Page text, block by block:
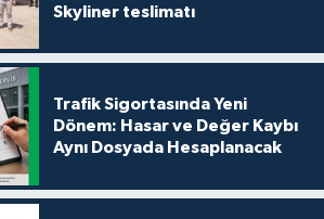
Skyliner teslimatı
Trafik Sigortasında Yeni
Dönem: Hasar ve Değer Kaybı
Aynı Dosyada Hesaplanacak